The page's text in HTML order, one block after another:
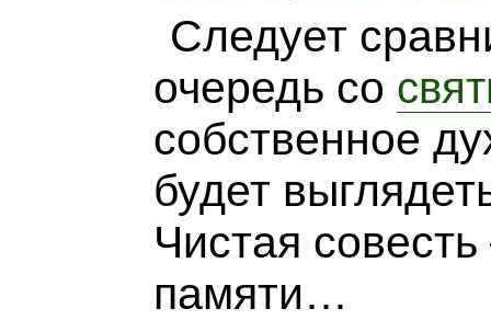
Следует
очередь со
собственное
будет
Чистая
памяти…